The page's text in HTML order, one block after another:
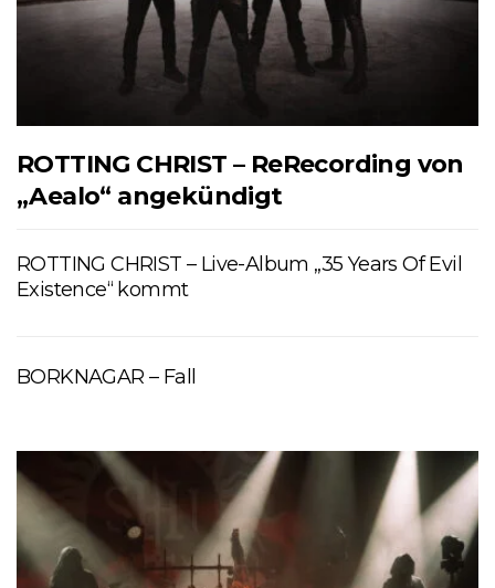
ROTTING CHRIST – ReRecording von
„Aealo“ angekündigt
ROTTING CHRIST – Live-Album „35 Years Of Evil
Existence“ kommt
BORKNAGAR – Fall